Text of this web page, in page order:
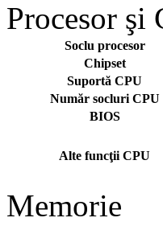
Procesor şi
Soclu procesor
Chipset
Suportă CPU
Număr socluri CPU
BIOS
Alte funcţii CPU
Memorie